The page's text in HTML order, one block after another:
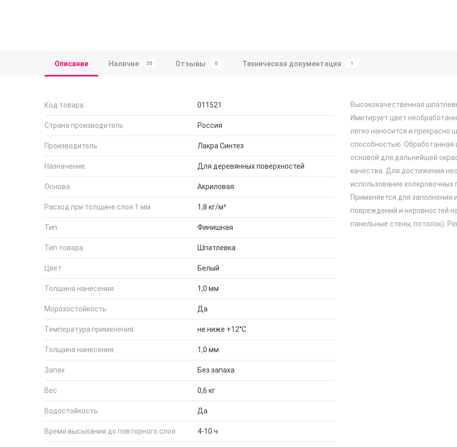
Описание Наличие 30 Отзывы 0 Техническая документация 1
Код товара 011521
Страна производитель Россия
Производитель Лакра Синтез
Назначение Для деревянных поверхностей
Основа Акриловая
Расход при толщине слоя 1 мм 1,8 кг/м²
Тип Финишная
Тип товара Шпатлевка
Цвет Белый
Толщина нанесения 1,0 мм
Морозостойкость Да
Температура применения не ниже +12°С
Толщина нанесения 1,0 мм
Запах Без запаха
Вес 0,6 кг
Водостойкость Да
Время высыхания до повторного слоя 4-10 ч
Высококачественная
Имитирует цвет
легко наносится и
способностью. Обработанная
основой для дальнейшей
качества. Для достижения
использование колеровочных
Применяется для заполнения
повреждений и неровностей
панельные стены, потолок).